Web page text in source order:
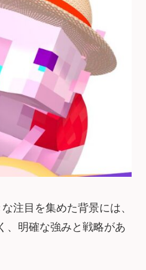
注目を集めた背景には、
、明確な強みと戦略があ